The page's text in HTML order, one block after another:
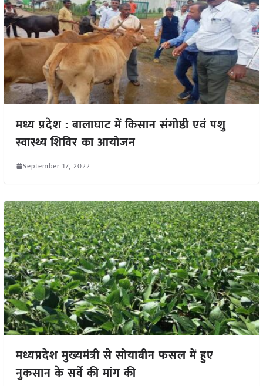
मध्य प्रदेश : बालाघाट में किसान संगोष्ठी एवं पशु
स्वास्थ्य शिविर का आयोजन
September 17, 2022
मध्यप्रदेश मुख्यमंत्री से सोयाबीन फसल में हुए
नुकसान के सर्वे की मांग की